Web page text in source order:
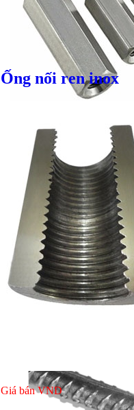
Bulong
VND
Giá bán VND
Ống nối ren inox
Giá bánVND